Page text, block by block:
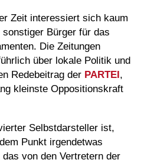
Zeit interessiert sich kaum
Bürger für das
Die Zeitungen
über lokale Politik und
Redebeitrag der PARTEI,
kleinste Oppositionskraft
Selbstdarsteller ist,
Punkt irgendetwas
von den Vertretern der